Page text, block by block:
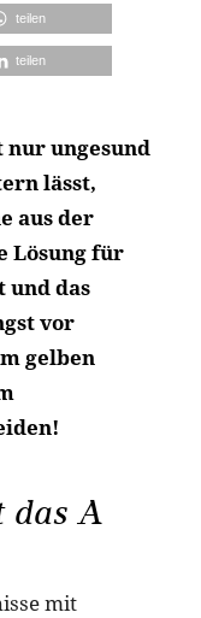
teilen
teilen
nur ungesund
lässt,
aus der
Lösung für
und das
vor
gelben
das A
mit